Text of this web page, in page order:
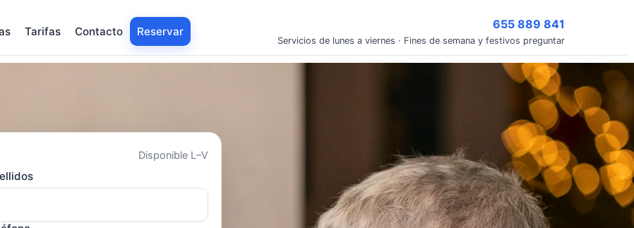
Tarifas Contacto Reservar
655 889 841
Servicios de lunes a viernes · Fines de semana y festivos preguntar
Disponible L–V